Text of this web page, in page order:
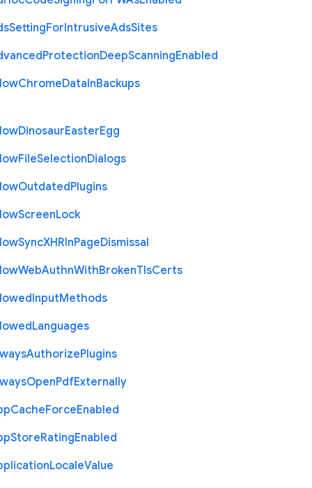
SettingForIntrusiveAdsSites
ProtectionDeepScanningEnabled
ChromeDataInBackups
DinosaurEasterEgg
FileSelectionDialogs
OutdatedPlugins
ScreenLock
SyncXHRInPageDismissal
WebAuthnWithBrokenTlsCerts
InputMethods
Languages
AuthorizePlugins
OpenPdfExternally
CacheForceEnabled
StoreRatingEnabled
LocaleValue